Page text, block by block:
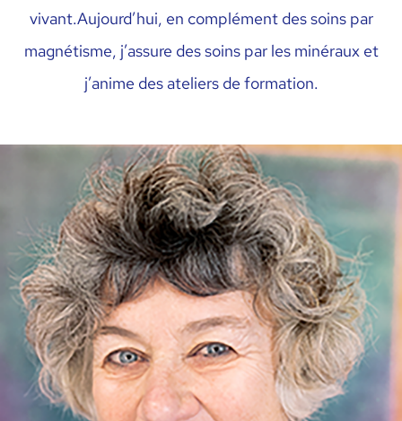
vivant.Aujourd’hui, en complément des soins par
magnétisme, j’assure des soins par les minéraux et
j’anime des ateliers de formation.